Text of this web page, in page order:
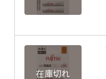
在庫切れ